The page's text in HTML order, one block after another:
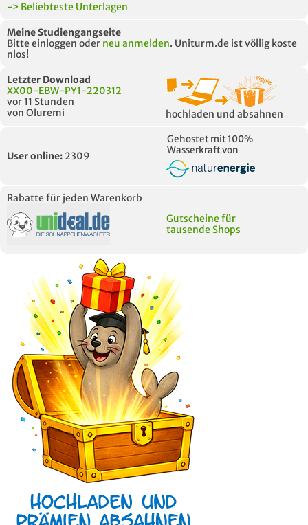
-> Beliebteste Unterlagen
Meine Studiengangseite
Bitte einloggen oder neu anmelden. Uniturm.de ist völlig koste
nlos!
Letzter Download
XX00-EBW-PY1-220312
vor 11 Stunden
von Oluremi
hochladen und absahnen
User online: 2309
Gehostet mit 100%
Wasserkraft von
Rabatte für jeden Warenkorb
Gutscheine für
tausende Shops